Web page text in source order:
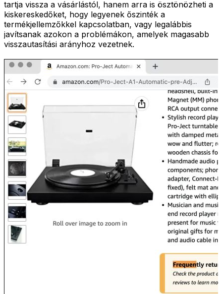
tartja vissza a vásárlástól, hanem arra is ösztönözheti a
kiskereskedőket, hogy legyenek őszinték a
termékjellemzőkkel kapcsolatban, vagy legalábbis
javítsanak azokon a problémákon, amelyek magasabb
visszautasítási arányhoz vezetnek.